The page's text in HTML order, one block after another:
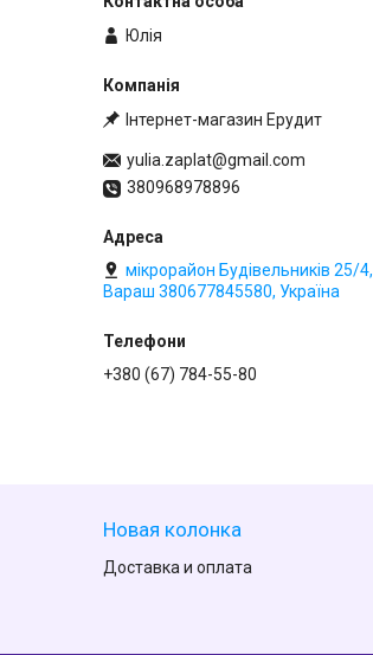
Юлія
Інтернет-магазин Ерудит
yulia.zaplat@gmail.com
380968978896
мікрорайон Будівельників 25/4,
Вараш 380677845580, Україна
+380 (67) 784-55-80
Новая колонка
Доставка и оплата